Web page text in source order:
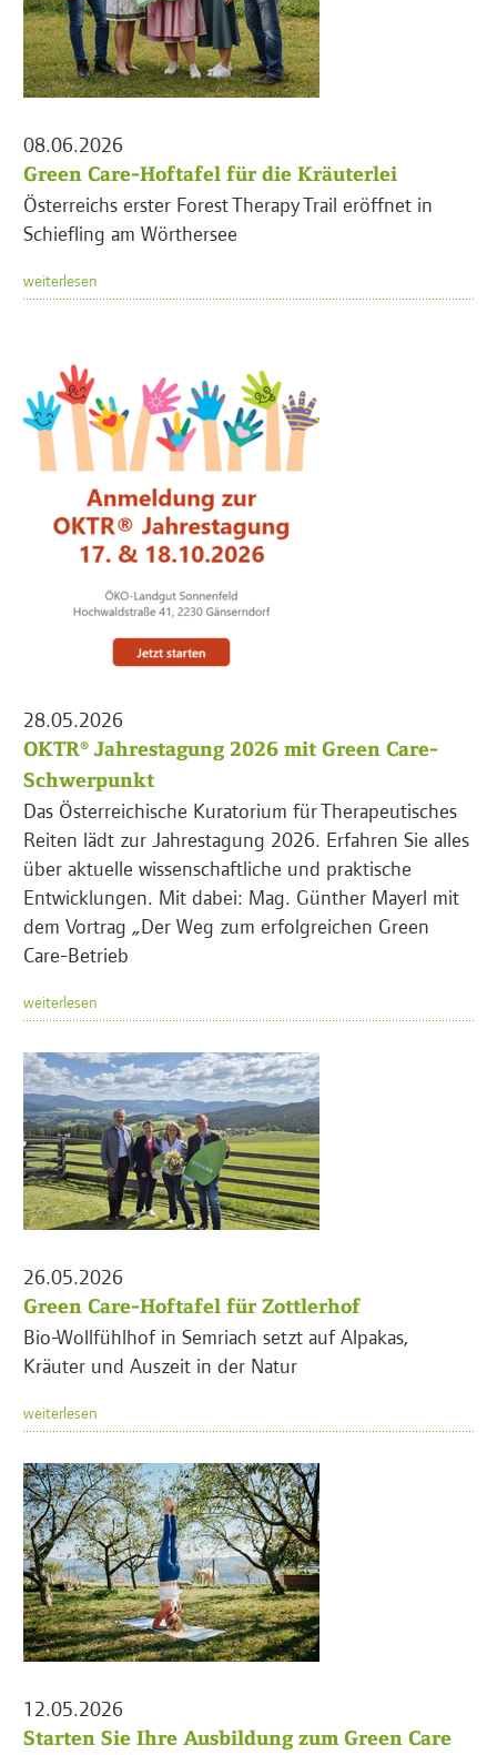
08.06.2026
Green Care-Hoftafel für die Kräuterlei
Österreichs erster Forest Therapy Trail eröffnet in
Schiefling am Wörthersee
weiterlesen
28.05.2026
OKTR® Jahrestagung 2026 mit Green Care-
Schwerpunkt
Das Österreichische Kuratorium für Therapeutisches
Reiten lädt zur Jahrestagung 2026. Erfahren Sie alles
über aktuelle wissenschaftliche und praktische
Entwicklungen. Mit dabei: Mag. Günther Mayerl mit
dem Vortrag „Der Weg zum erfolgreichen Green
Care-Betrieb
weiterlesen
26.05.2026
Green Care-Hoftafel für Zottlerhof
Bio-Wollfühlhof in Semriach setzt auf Alpakas,
Kräuter und Auszeit in der Natur
weiterlesen
12.05.2026
Starten Sie Ihre Ausbildung zum Green Care